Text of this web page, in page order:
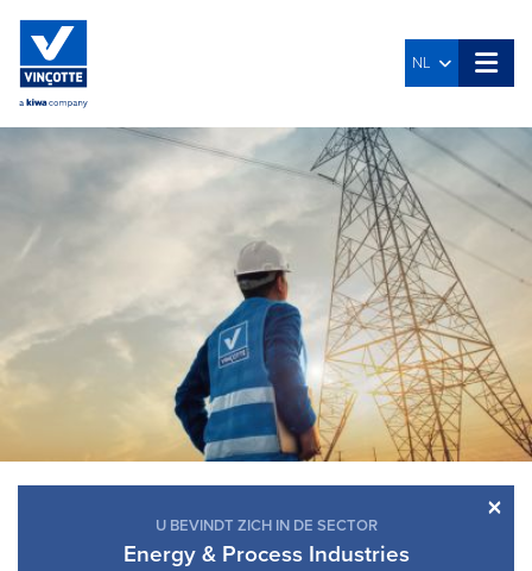
NL
×
U BEVINDT ZICH IN DE SECTOR
Energy & Process Industries